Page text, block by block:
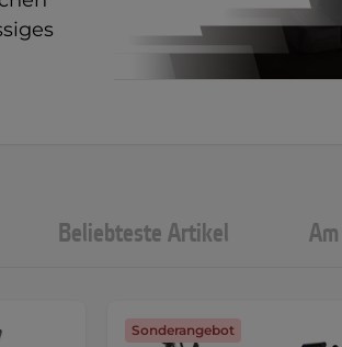
Beliebteste Artikel
Sonderangebot